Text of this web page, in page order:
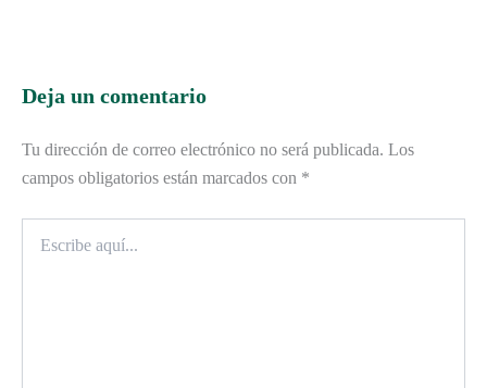
Deja un comentario
Tu dirección de correo electrónico no será publicada. Los
campos obligatorios están marcados con *
aquí...